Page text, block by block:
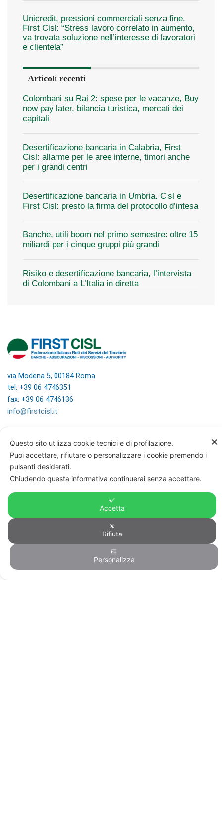
Unicredit, pressioni commerciali senza fine.
First Cisl: “Stress lavoro correlato in aumento,
va trovata soluzione nell’interesse di lavoratori
e clientela”
Articoli recenti
Colombani su Rai 2: spese per le vacanze, Buy
now pay later, bilancia turistica, mercati dei
capitali
Desertificazione bancaria in Calabria, First
Cisl: allarme per le aree interne, timori anche
per i grandi centri
Desertificazione bancaria in Umbria. Cisl e
First Cisl: presto la firma del protocollo d’intesa
Banche, utili boom nel primo semestre: oltre 15
miliardi per i cinque gruppi più grandi
Risiko e desertificazione bancaria, l’intervista
di Colombani a L’Italia in diretta
via Modena 5, 00184 Roma
tel: +39 06 4746351
fax: +39 06 4746136
info@firstcisl.it
Codice etico
Note legali
Informazioni sul trattamento di dati
personali
© FIRST CISL - C.F. 80122130588
✕
Questo sito utilizza cookie tecnici e di profilazione.
Puoi accettare, rifiutare o personalizzare i cookie premendo i
pulsanti desiderati.
Chiudendo questa informativa continuerai senza accettare.
Accetta
Rifiuta
Personalizza